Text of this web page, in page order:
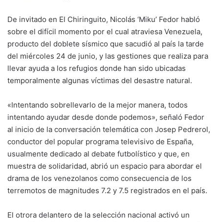
De invitado en El Chiringuito, Nicolás ‘Miku’ Fedor habló
sobre el difícil momento por el cual atraviesa Venezuela,
producto del doblete sísmico que sacudió al país la tarde
del miércoles 24 de junio, y las gestiones que realiza para
llevar ayuda a los refugios donde han sido ubicadas
temporalmente algunas víctimas del desastre natural.
«Intentando sobrellevarlo de la mejor manera, todos
intentando ayudar desde donde podemos», señaló Fedor
al inicio de la conversación telemática con Josep Pedrerol,
conductor del popular programa televisivo de España,
usualmente dedicado al debate futbolístico y que, en
muestra de solidaridad, abrió un espacio para abordar el
drama de los venezolanos como consecuencia de los
terremotos de magnitudes 7.2 y 7.5 registrados en el país.
El otrora delantero de la selección nacional activó un